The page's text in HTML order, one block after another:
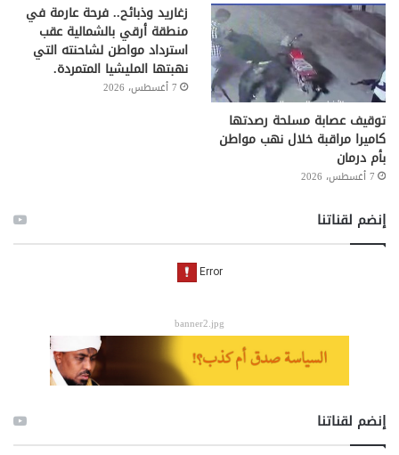
توقيف عصابة مسلحة رصدتها
كاميرا مراقبة خلال نهب مواطن
بأم درمان
7 أغسطس، 2026
زغاريد وذبائح.. فرحة عارمة في
منطقة أرقي بالشمالية عقب
استرداد مواطن لشاحنته التي
نهبتها المليشيا المتمردة.
7 أغسطس، 2026
إنضم لقناتنا
banner2.jpg
إنضم لقناتنا